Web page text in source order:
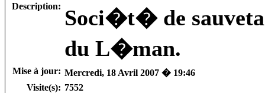
Description: Soci�t� de
du L�man.
Mise à jour: Mercredi, 18 Avril 2007 � 19:46
Visite(s): 7552